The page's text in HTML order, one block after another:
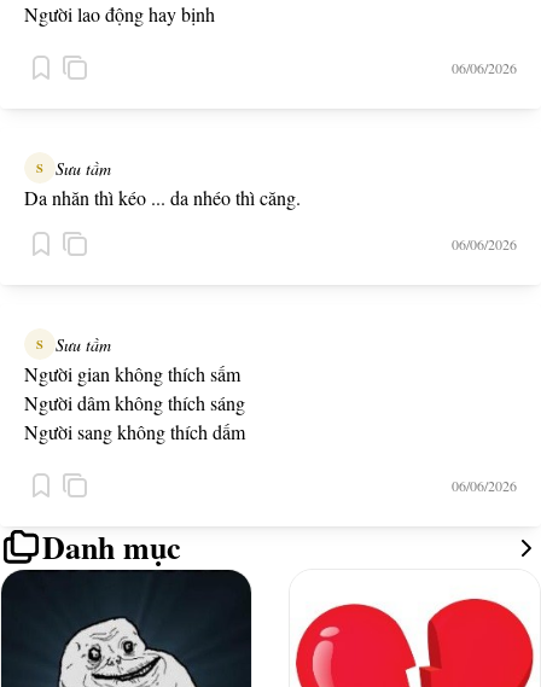
Người lao động hay bịnh
Người lao động cầm đinh
06/06/2026
S Sưu tầm
Da nhăn thì kéo ... da nhéo thì căng.
06/06/2026
S Sưu tầm
Người gian không thích sấm
Người dâm không thích sáng
Người sang không thích dấm
06/06/2026
Danh mục